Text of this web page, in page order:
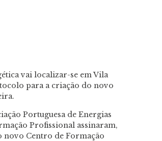
vai localizar-se em Vila
para a criação do novo
Portuguesa de Energias
Profissional assinaram,
novo Centro de Formação